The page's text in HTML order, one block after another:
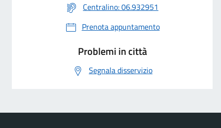
Centralino: 06.932951
Prenota appuntamento
Problemi in città
Segnala disservizio